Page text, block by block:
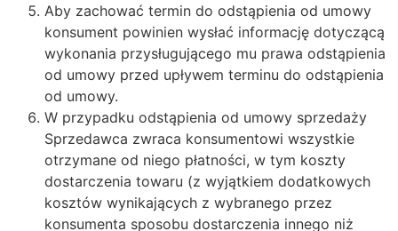
Aby zachować termin do odstąpienia od umowy
konsument powinien wysłać informację dotyczącą
wykonania przysługującego mu prawa odstąpienia
od umowy przed upływem terminu do odstąpienia
od umowy.
W przypadku odstąpienia od umowy sprzedaży
Sprzedawca zwraca konsumentowi wszystkie
otrzymane od niego płatności, w tym koszty
dostarczenia towaru (z wyjątkiem dodatkowych
kosztów wynikających z wybranego przez
konsumenta sposobu dostarczenia innego niż